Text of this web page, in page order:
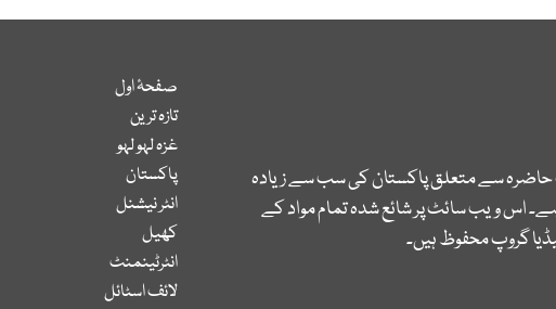
حاضرہ سے متعلق پاکستان کی سب سے زیادہ
اس ویب سائٹ پر شائع شدہ تمام مواد کے
گروپ محفوظ ہیں۔
صفحۂ اول
تازہ ترین
غزہ لہو لہو
پاکستان
انٹر نیشنل
کھیل
انٹرٹینمنٹ
لائف اسٹائل